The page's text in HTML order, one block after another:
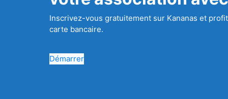
Inscrivez-vous gratuitement sur Kananas et
carte bancaire.
Démarrer